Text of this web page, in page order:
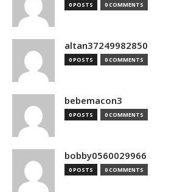
0 POSTS 0 COMMENTS
altan37249982850
0 POSTS 0 COMMENTS
bebemacon3
0 POSTS 0 COMMENTS
bobby0560029966
0 POSTS 0 COMMENTS